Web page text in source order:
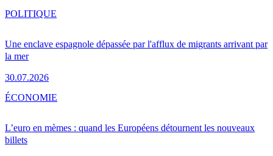
Une enclave espagnole dépassée par l'afflux de migrants arrivant par
la mer
30.07.2026
POLITIQUE
L’euro en mèmes : quand les Européens détournent les nouveaux
billets
ÉCONOMIE